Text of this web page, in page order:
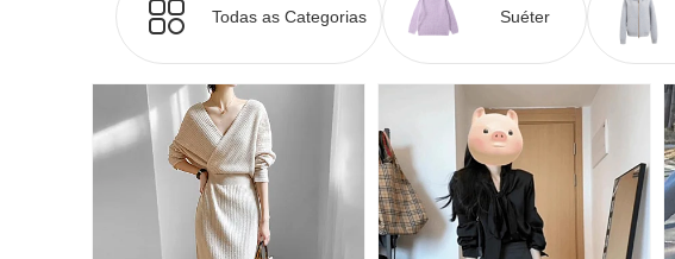
Todas as Categorias Suéter